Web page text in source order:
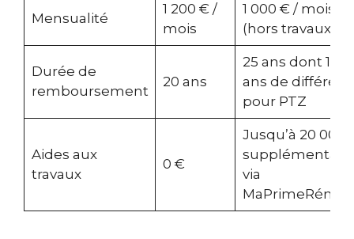
Mensualité
1 200 € /
mois
1 000 € / mois
(hors travaux)
Durée de
remboursement
20 ans
25 ans dont 10
ans de différé
pour PTZ
Aides aux
travaux
0 €
Jusqu’à 20 000
via
MaPrimeRénov’